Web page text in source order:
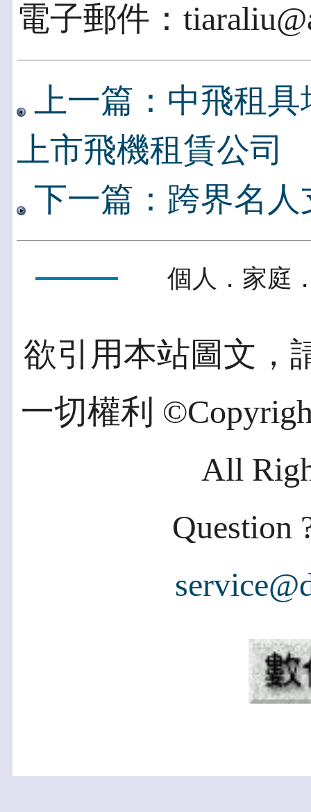
電子郵件：
上一篇：中飛租
上市飛機租賃公司
下一篇：跨界名
個人．家庭
欲引用本站圖文，
一切權利
All
Question